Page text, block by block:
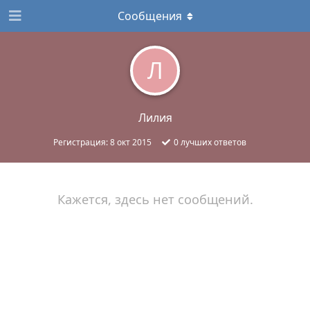
Л
Лилия
Регистрация:8 окт 2015 0лучших ответов
Сообщения
Кажется, здесь нет сообщений.